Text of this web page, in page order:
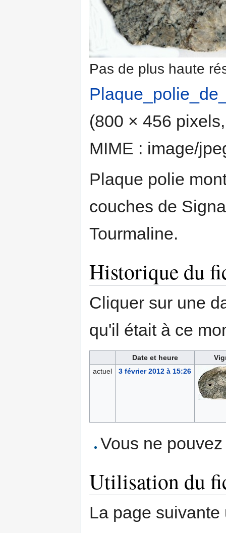
Pas de plus haute
(800 × 456
MIME : image/
Plaque polie
couches de
Tourmaline.
Historique du
Cliquer sur une
qu'il était à ce
Date et heure
actuel
3 février 2012 à 15:26
Vous ne
Utilisation du
La page